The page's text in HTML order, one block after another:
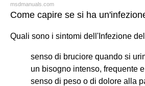
msdmanuals.com
Come capire se si ha
Quali sono i sintomi dell'Infezione
senso di bruciore quando si
un bisogno intenso, frequente
senso di peso o di dolore alla